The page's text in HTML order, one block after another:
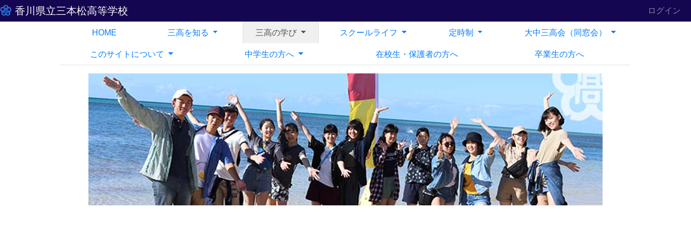
香川県立三本松高等学校 ログイン
HOME 三高を知る 三高の学び スクールライフ
中学生の方へ 在校生・保護者の方へ 卒業生の方へ
定時制 大中三高会（同窓会）
このサイトについて